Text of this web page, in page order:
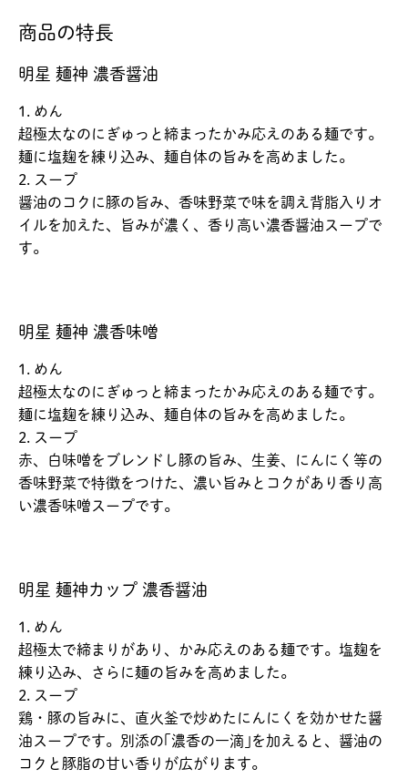
商品の特長
明星 麺神 濃香醤油
1. めん
超極太なのにぎゅっと締まったかみ応えのある麺です。
麺に塩麹を練り込み、麺自体の旨みを高めました。
2. スープ
醤油のコクに豚の旨み、香味野菜で味を調え背脂入りオ
イルを加えた、旨みが濃く、香り高い濃香醤油スープで
す。
明星 麺神 濃香味噌
1. めん
超極太なのにぎゅっと締まったかみ応えのある麺です。
麺に塩麹を練り込み、麺自体の旨みを高めました。
2. スープ
赤、白味噌をブレンドし豚の旨み、生姜、にんにく等の
香味野菜で特徴をつけた、濃い旨みとコクがあり香り高
い濃香味噌スープです。
明星 麺神カップ 濃香醤油
1. めん
超極太で締まりがあり、かみ応えのある麺です。塩麹を
練り込み、さらに麺の旨みを高めました。
2. スープ
鶏・豚の旨みに、直火釜で炒めたにんにくを効かせた醤
油スープです。別添の｢濃香の一滴｣を加えると、醤油の
コクと豚脂の甘い香りが広がります。